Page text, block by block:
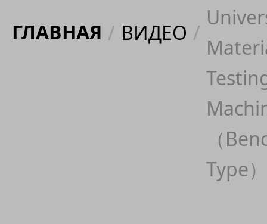
ГЛАВНАЯ / ВИДЕО /
（
Type）